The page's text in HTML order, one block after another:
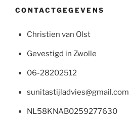
CONTACTGEGEVENS
Christien van Olst
Gevestigd in Zwolle
06-28202512
sunitastijladvies@gmail.com
NL58KNAB0259277630